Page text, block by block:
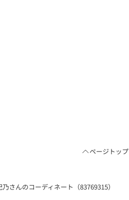
ページトップ
さんのコーディネート（83769315）